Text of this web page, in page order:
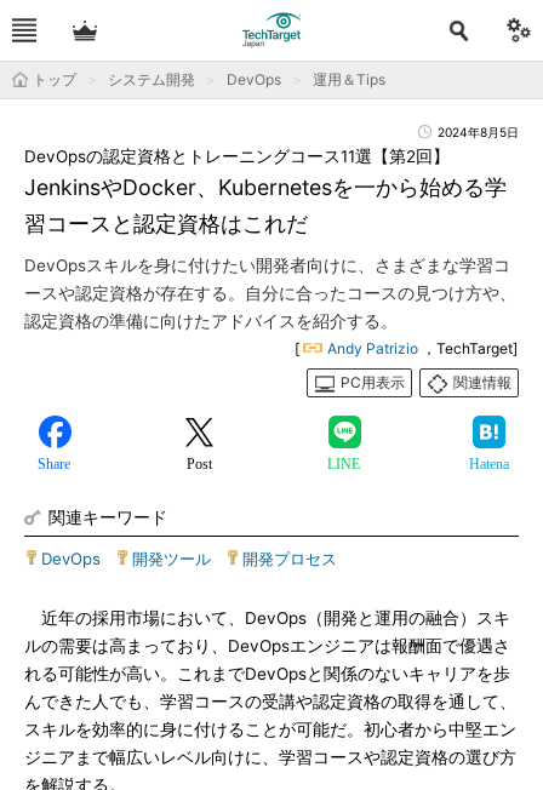
トップ システム開発 DevOps 運用＆Tips
2024年8月5日
JenkinsやDocker、Kubernetesを一から始める学
習コースと認定資格はこれだ
DevOpsの認定資格とトレーニングコース11選【第2回】
DevOpsスキルを身に付けたい開発者向けに、さまざまな学習コ
ースや認定資格が存在する。自分に合ったコースの見つけ方や、
認定資格の準備に向けたアドバイスを紹介する。
[ Andy Patrizio ，TechTarget]
PC用表示
関連情報
Share Post LINE Hatena
関連キーワード
DevOps 開発ツール 開発プロセス
近年の採用市場において、DevOps（開発と運用の融合）スキ
ルの需要は高まっており、DevOpsエンジニアは報酬面で優遇さ
れる可能性が高い。これまでDevOpsと関係のないキャリアを歩
んできた人でも、学習コースの受講や認定資格の取得を通して、
スキルを効率的に身に付けることが可能だ。初心者から中堅エン
ジニアまで幅広いレベル向けに、学習コースや認定資格の選び方
を解説する。